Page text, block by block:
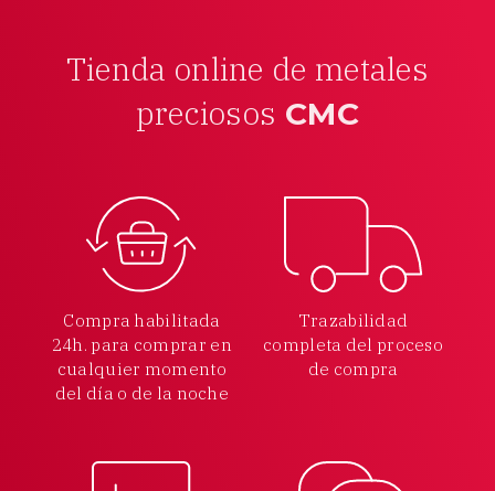
Tienda online de metales
preciosos CMC
Compra habilitada
24h. para comprar en
cualquier momento
del día o de la noche
Trazabilidad
completa del proceso
de compra